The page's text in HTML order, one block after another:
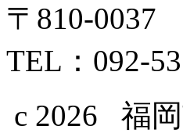
〒810-0037
TEL：092-
c 2026 福岡